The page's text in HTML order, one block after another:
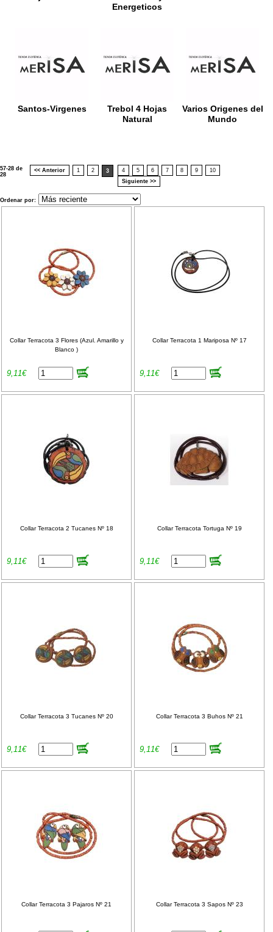
Energeticos
Santos-Virgenes
Trebol 4 Hojas
Natural
Varios Origenes del
Mundo
57-28 de
28
<< Anterior 1 2 3 4 5 6 7 8 9
10
Siguiente >>
Ordenar por:
Collar Terracota 3 Flores (Azul. Amarillo y
Blanco )
9,11€
Collar Terracota 1 Mariposa Nº 17
9,11€
Collar Terracota 2 Tucanes Nº 18
9,11€
Collar Terracota Tortuga Nº 19
9,11€
Collar Terracota 3 Tucanes Nº 20
9,11€
Collar Terracota 3 Buhos Nº 21
9,11€
Collar Terracota 3 Pajaros Nº 21 Collar Terracota 3 Sapos Nº 23